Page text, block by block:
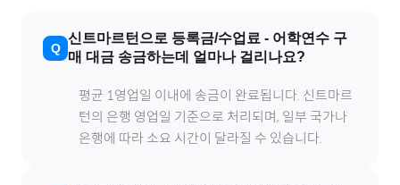
신트마르턴 으로 등록금/수업료 - 어학연수 구
매 대금 송금하는데 얼마나 걸리나요?
평균 1영업일 이내에 송금이 완료됩니다. 신트마르
턴의 은행 영업일 기준으로 처리되며, 일부 국가나
은행에 따라 소요 시간이 달라질 수 있습니다.